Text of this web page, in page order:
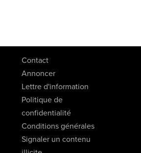
Contact
Annoncer
Lettre d'information
Politique de
confidentialité
Conditions générales
Signaler un contenu